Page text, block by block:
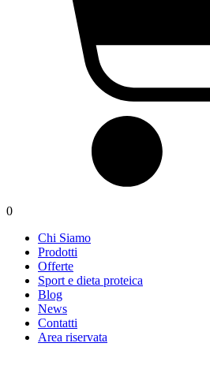
0
Chi Siamo
Prodotti
Offerte
Sport e dieta proteica
Blog
News
Contatti
Area riservata